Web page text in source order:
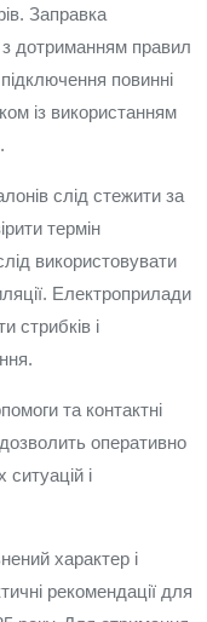
Заправка
з дотриманням правил
повинні
із використанням
слід стежити за
термін
використовувати
Електроприлади
стрибків і
та контактні
оперативно
і
характер і
рекомендації для